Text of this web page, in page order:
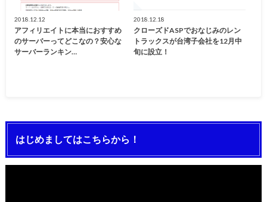
2018.12.12
アフィリエイトに本当におすすめ
のサーバーってどこなの？安心な
サーバーランキン…
2018.12.18
クローズドASPでおなじみのレン
トラックスが台湾子会社を12月中
旬に設立！
はじめましてはこちらから！